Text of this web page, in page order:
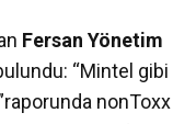
Fersan Yönetim
“Mintel gibi
nonToxx